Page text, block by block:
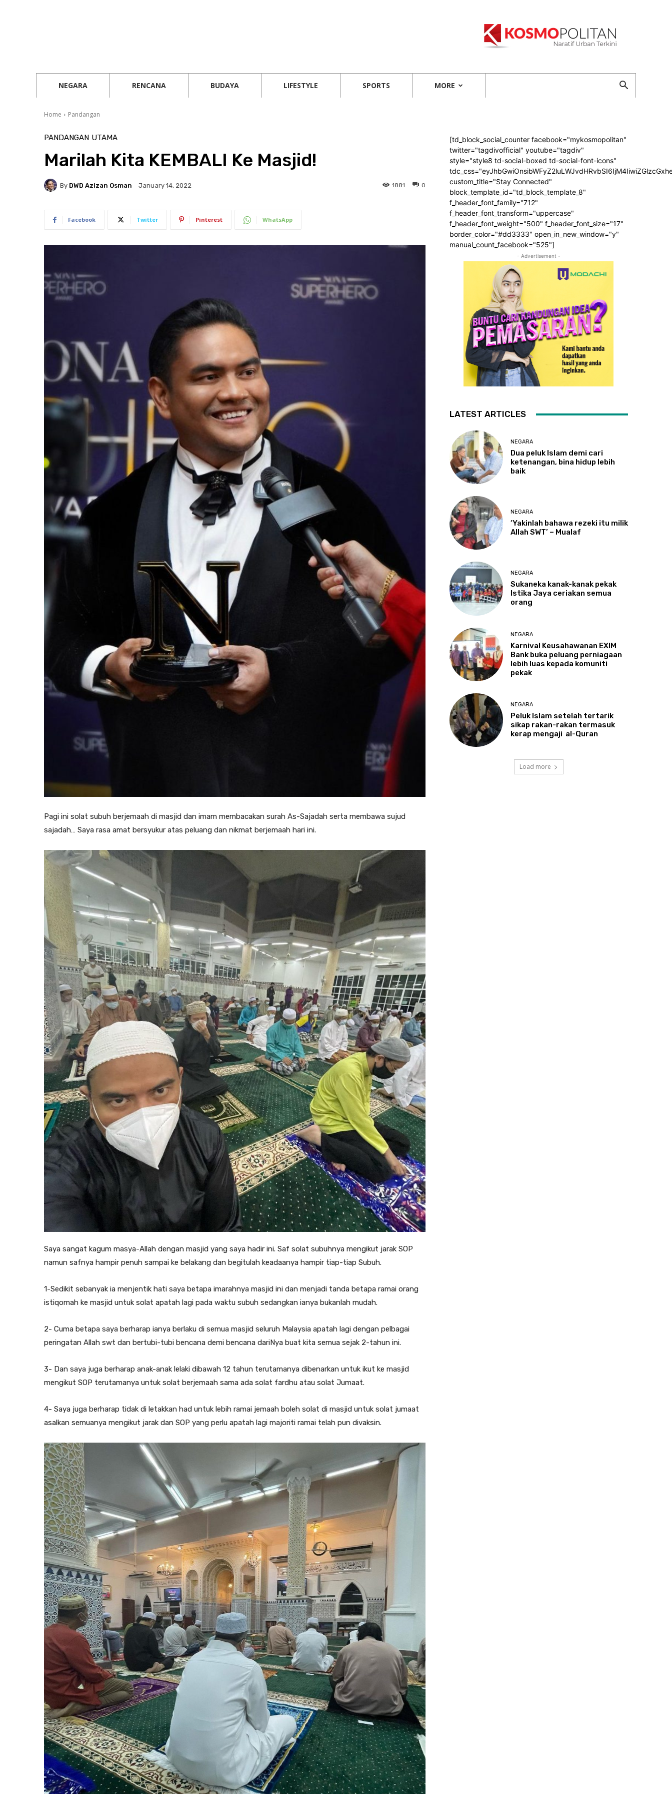
NEGARA RENCANA BUDAYA LIFESTYLE SPORTS MORE
Home Pandangan
PANDANGAN UTAMA
Marilah Kita KEMBALI Ke Masjid!
By DWD Azizan Osman January 14, 2022 0
1881
Facebook Twitter Pinterest WhatsApp
Pagi ini solat subuh berjemaah di masjid dan imam membacakan surah As-Sajadah serta membawa sujud
sajadah… Saya rasa amat bersyukur atas peluang dan nikmat berjemaah hari ini.
Saya sangat kagum masya-Allah dengan masjid yang saya hadir ini. Saf solat subuhnya mengikut jarak SOP
namun safnya hampir penuh sampai ke belakang dan begitulah keadaanya hampir tiap-tiap Subuh.
1-Sedikit sebanyak ia menjentik hati saya betapa imarahnya masjid ini dan menjadi tanda betapa ramai orang
istiqomah ke masjid untuk solat apatah lagi pada waktu subuh sedangkan ianya bukanlah mudah.
2- Cuma betapa saya berharap ianya berlaku di semua masjid seluruh Malaysia apatah lagi dengan pelbagai
peringatan Allah swt dan bertubi-tubi bencana demi bencana dariNya buat kita semua sejak 2-tahun ini.
3- Dan saya juga berharap anak-anak lelaki dibawah 12 tahun terutamanya dibenarkan untuk ikut ke masjid
mengikut SOP terutamanya untuk solat berjemaah sama ada solat fardhu atau solat Jumaat.
4- Saya juga berharap tidak di letakkan had untuk lebih ramai jemaah boleh solat di masjid untuk solat jumaat
asalkan semuanya mengikut jarak dan SOP yang perlu apatah lagi majoriti ramai telah pun divaksin.
[td_block_social_counter facebook="mykosmopolitan"
twitter="tagdivofficial" youtube="tagdiv"
style="style8 td-social-boxed td-social-font-icons"
custom_title="Stay Connected"
block_template_id="td_block_template_8"
f_header_font_family="712"
f_header_font_transform="uppercase"
f_header_font_weight="500" f_header_font_size="17"
border_color="#dd3333" open_in_new_window="y"
manual_count_facebook="525"]
- Advertisement -
LATEST ARTICLES
NEGARA
Dua peluk Islam demi cari
ketenangan, bina hidup lebih
baik
NEGARA
‘Yakinlah bahawa rezeki itu milik
Allah SWT’ – Mualaf
NEGARA
Sukaneka kanak-kanak pekak
Istika Jaya ceriakan semua
orang
NEGARA
Karnival Keusahawanan EXIM
Bank buka peluang perniagaan
lebih luas kepada komuniti
pekak
NEGARA
PelukIslam setelah tertarik
sikap rakan-rakan termasuk
kerap mengaji al-Quran
Load more